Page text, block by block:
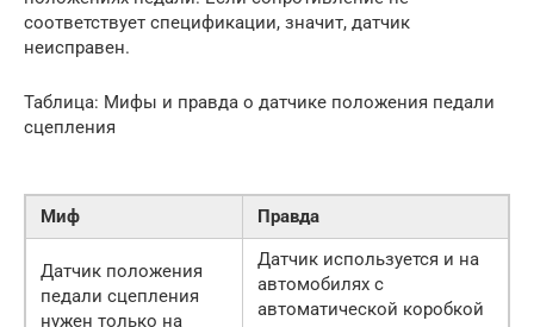
соответствует спецификации, значит, датчик
неисправен.
Таблица: Мифы и правда о датчике положения педали
сцепления
Миф Правда
Датчик положения
педали сцепления
нужен только на
Датчик используется и на
автомобилях с
автоматической коробкой